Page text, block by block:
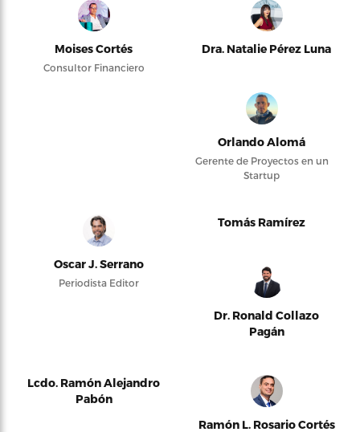
Moises Cortés
Consultor Financiero
Dra. Natalie Pérez Luna
Orlando Alomá
Gerente de Proyectos en un
Startup
Oscar J. Serrano
Periodista Editor
Tomás Ramírez
Dr. Ronald Collazo
Pagán
Lcdo. Ramón Alejandro
Pabón
Ramón L. Rosario Cortés